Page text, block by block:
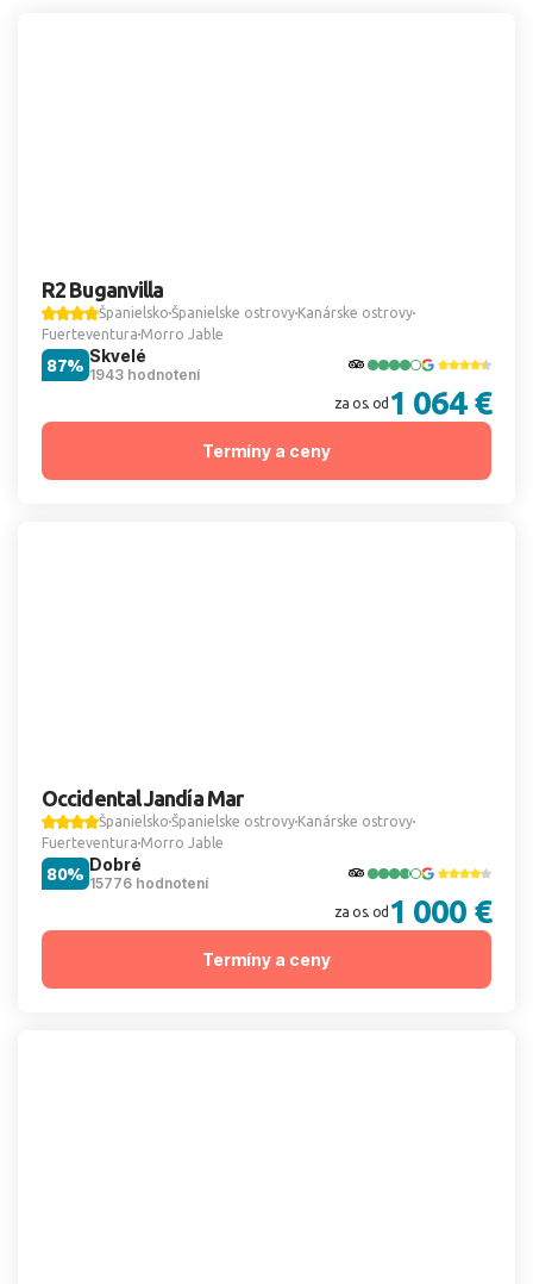
R2 Buganvilla
Španielsko Španielske ostrovy Kanárske ostrovy
Fuerteventura Morro Jable
Skvelé
1943 hodnotení
87%
za os. od 1 064 €
Termíny a ceny
Occidental Jandía Mar
Španielsko Španielske ostrovy Kanárske ostrovy
Fuerteventura Morro Jable
Dobré
15776 hodnotení
80%
za os. od 1 000 €
Termíny a ceny